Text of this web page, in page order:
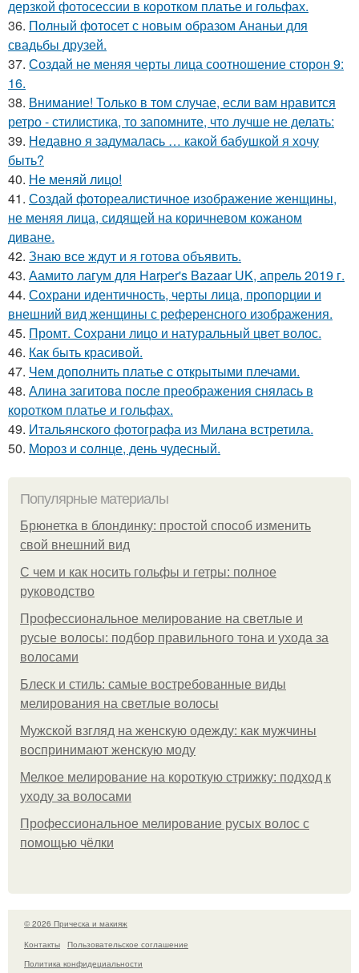
дерзкой фотосессии в коротком платье и гольфах.
36. Полный фотосет с новым образом Ананьи для
свадьбы друзей.
37. Создай не меняя черты лица соотношение сторон 9:
16.
38. Внимание! Только в том случае, если вам нравится
ретро - стилистика, то запомните, что лучше не делать:
39. Недавно я задумалась … какой бабушкой я хочу
быть?
40. Не меняй лицо!
41. Создай фотореалистичное изображение женщины,
не меняя лица, сидящей на коричневом кожаном
диване.
42. Знаю все ждут и я готова объявить.
43. Аамито лагум для Harper's Bazaar UK, апрель 2019 г.
44. Сохрани идентичность, черты лица, пропорции и
внешний вид женщины с референсного изображения.
45. Промт. Сохрани лицо и натуральный цвет волос.
46. Как быть красивой.
47. Чем дополнить платье с открытыми плечами.
48. Алина загитова после преображения снялась в
коротком платье и гольфах.
49. Итальянского фотографа из Милана встретила.
50. Мороз и солнце, день чудесный.
Популярные материалы
Брюнетка в блондинку: простой способ изменить
свой внешний вид
С чем и как носить гольфы и гетры: полное
руководство
Профессиональное мелирование на светлые и
русые волосы: подбор правильного тона и ухода за
волосами
Блеск и стиль: самые востребованные виды
мелирования на светлые волосы
Мужской взгляд на женскую одежду: как мужчины
воспринимают женскую моду
Мелкое мелирование на короткую стрижку: подход к
уходу за волосами
Профессиональное мелирование русых волос с
помощью чёлки
© 2026 Прическа и макияж
Контакты
Пользовательское соглашение
Политика конфидециальности